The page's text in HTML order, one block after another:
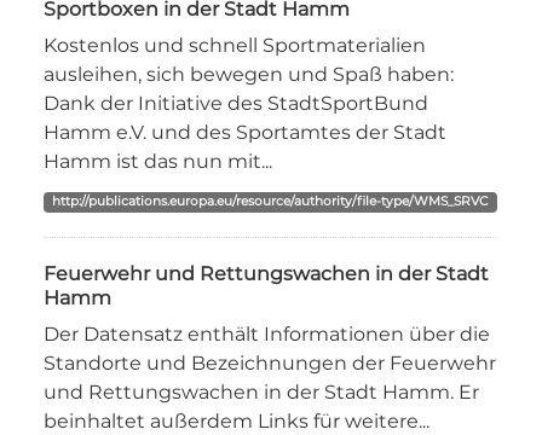
Sportboxen in der Stadt Hamm
Kostenlos und schnell Sportmaterialien
ausleihen, sich bewegen und Spaß haben:
Dank der Initiative des StadtSportBund
Hamm e.V. und des Sportamtes der Stadt
Hamm ist das nun mit...
http://publications.europa.eu/resource/authority/file-type/WMS_SRVC
Feuerwehr und Rettungswachen in der Stadt
Hamm
Der Datensatz enthält Informationen über die
Standorte und Bezeichnungen der Feuerwehr
und Rettungswachen in der Stadt Hamm. Er
beinhaltet außerdem Links für weitere...